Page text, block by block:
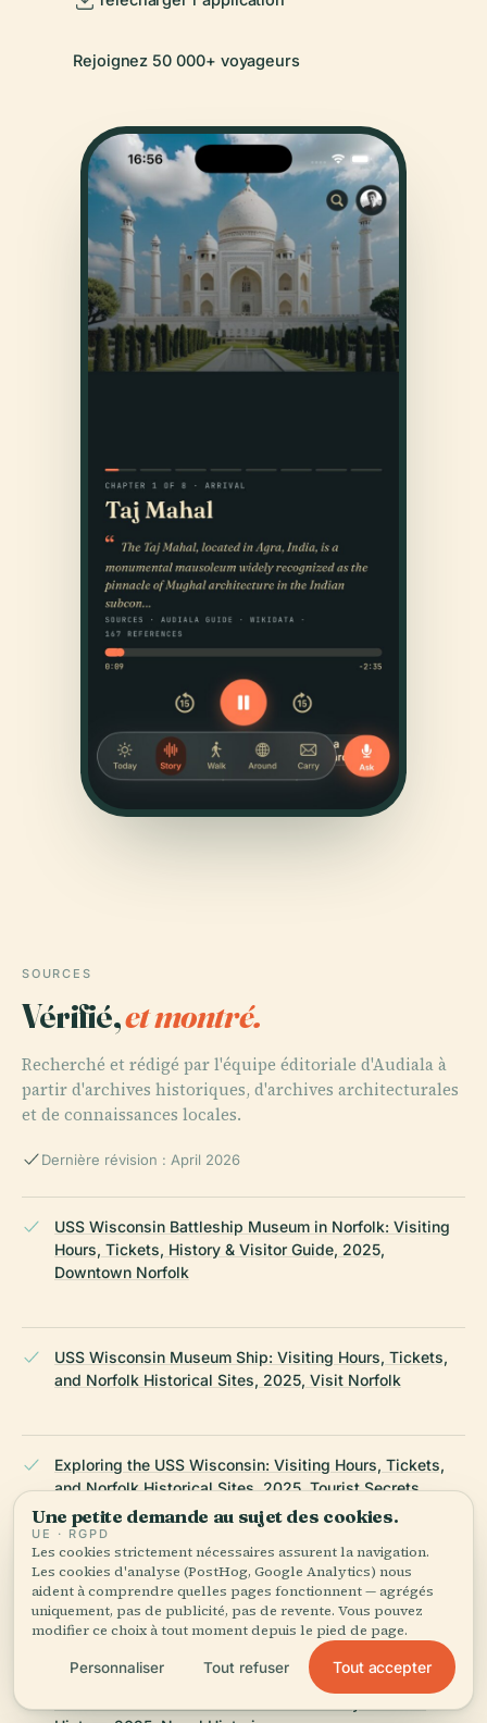
Rejoignez 50 000+ voyageurs
SOURCES
Vérifié,et montré.
Recherché et rédigé par l'équipe éditoriale d'Audiala à
partir d'archives historiques, d'archives architecturales
et de connaissances locales.
Dernière révision : April 2026
USS Wisconsin Battleship Museum in Norfolk: Visiting
Hours, Tickets, History & Visitor Guide, 2025,
Downtown Norfolk
USS Wisconsin Museum Ship: Visiting Hours, Tickets,
and Norfolk Historical Sites, 2025, Visit Norfolk
Exploring the USS Wisconsin: Visiting Hours, Tickets,
and Norfolk Historical Sites, 2025, Tourist Secrets
USS Wisconsin Visiting Hours, Tickets & Educational
Tours in Norfolk's Historic Naval Museum, 2025,
Nauticus
Une petite demande au sujet des cookies.
UE · RGPD
Les cookies strictement nécessaires assurent la navigation.
Les cookies d'analyse (PostHog, Google Analytics) nous
aident à comprendre quelles pages fonctionnent — agrégés
uniquement, pas de publicité, pas de revente. Vous pouvez
modifier ce choix à tout moment depuis le pied de page.
Personnaliser Tout refuser Tout accepter